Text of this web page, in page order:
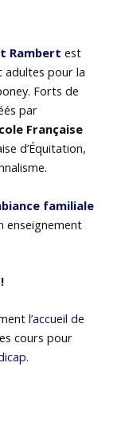
Rambert est
adultes pour la
Forts de
par
Française
d’Équitation,
familiale
enseignement
l’accueil de
cours pour
.